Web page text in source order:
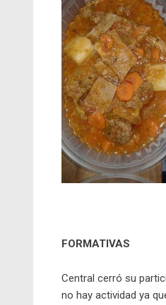
FORMATIVAS
Central cerró su
no hay actividad ya